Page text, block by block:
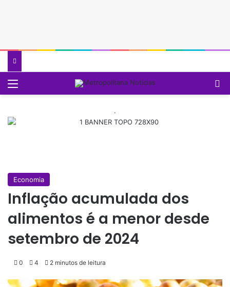
.
Economia
Inflação acumulada dos
alimentos é a menor desde
setembro de 2024
0 4 2 minutos de leitura